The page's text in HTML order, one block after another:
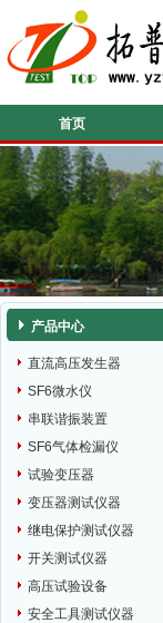
首页
产品中心
直流高压发生器
SF6微水仪
串联谐振装置
SF6气体检漏仪
试验变压器
变压器测试仪器
继电保护测试仪器
开关测试仪器
高压试验设备
安全工具测试仪器